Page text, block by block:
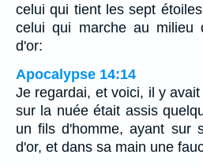
celui qui tient les sept
celui qui marche au milieu
d'or:
Apocalypse 14:14
Je regardai, et voici, il y
sur la nuée était assis
un fils d'homme, ayant sur
d'or, et dans sa main une